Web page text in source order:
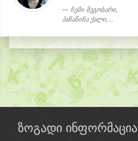
ჩემი მეგობარი,
პაწაწინა ქალი,...
ზოგადი ინფორმაცია